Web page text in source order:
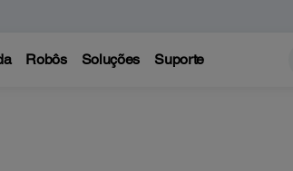
Robôs Soluções Suporte